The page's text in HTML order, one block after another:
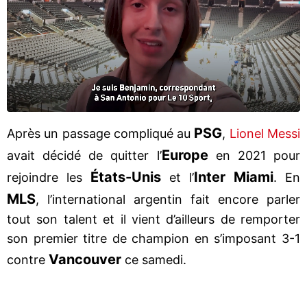
Après un passage compliqué au PSG, Lionel Messi
avait décidé de quitter l’Europe en 2021 pour
rejoindre les États-Unis et l’Inter Miami. En
MLS, l’international argentin fait encore parler
tout son talent et il vient d’ailleurs de remporter
son premier titre de champion en s’imposant 3-1
contre Vancouver ce samedi.